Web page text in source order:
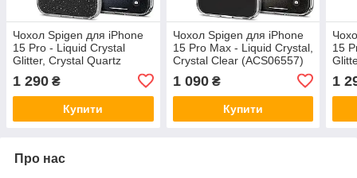
Чохол Spigen для iPhone
15 Pro - Liquid Crystal
Glitter, Crystal Quartz
1 290 ₴
Купити
Чохол Spigen для iPhone
15 Pro Max - Liquid Crystal,
Crystal Clear (ACS06557)
1 090₴
Купити
15
1
Про нас